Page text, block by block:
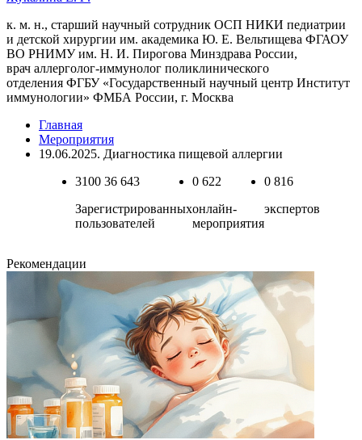
к. м. н., старший научный сотрудник ОСП НИКИ педиатрии
и детской хирургии им. академика Ю. Е. Вельтищева ФГАОУ
ВО РНИМУ им. Н. И. Пирогова Минздрава России,
врач аллерголог-иммунолог поликлинического
отделения ФГБУ «Государственный научный центр Институт
иммунологии» ФМБА России, г. Москва
Главная
Мероприятия
19.06.2025. Диагностика пищевой аллергии
3100 36 643
Зарегистрированных
пользователей
0 622
онлайн-
мероприятия
0 816
экспертов
Рекомендации